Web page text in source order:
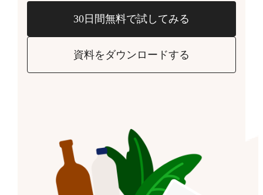
30日間無料で試してみる
資料をダウンロードする